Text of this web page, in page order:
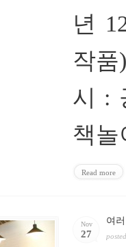
년
작
시 :
책
Read more
Nov
27
여